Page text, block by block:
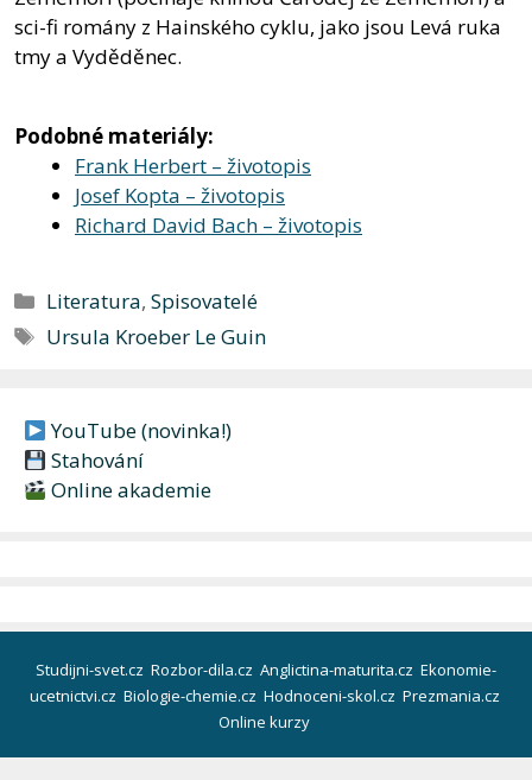
sci-fi romány z Hainského cyklu, jako jsou Levá ruka
tmy a Vyděděnec.
Podobné materiály:
Frank Herbert – životopis
Josef Kopta – životopis
Richard David Bach – životopis
Rubriky
Literatura,Spisovatelé
Štítky
Ursula Kroeber Le Guin
YouTube (novinka!)
Stahování
Online akademie
Studijni-svet.cz Rozbor-dila.cz Anglictina-maturita.cz Ekonomie-
ucetnictvi.cz Biologie-chemie.cz Hodnoceni-skol.cz Prezmania.cz
Online kurzy